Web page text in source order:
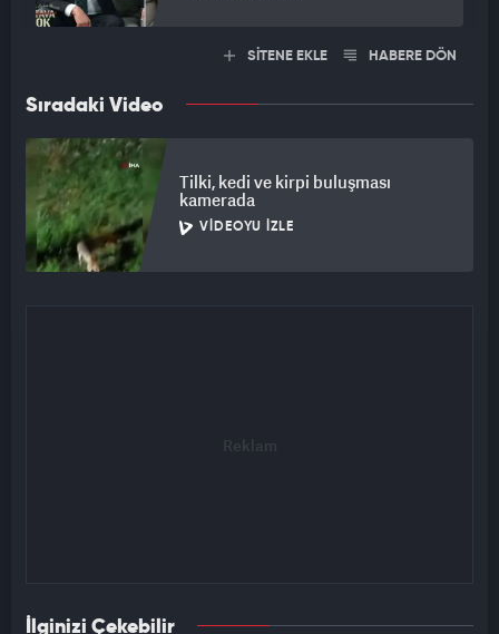
SİTENE EKLE HABERE DÖN
Sıradaki Video
Tilki, kedi ve kirpi buluşması
kamerada
VIDEOYU İZLE
İlginizi Çekebilir